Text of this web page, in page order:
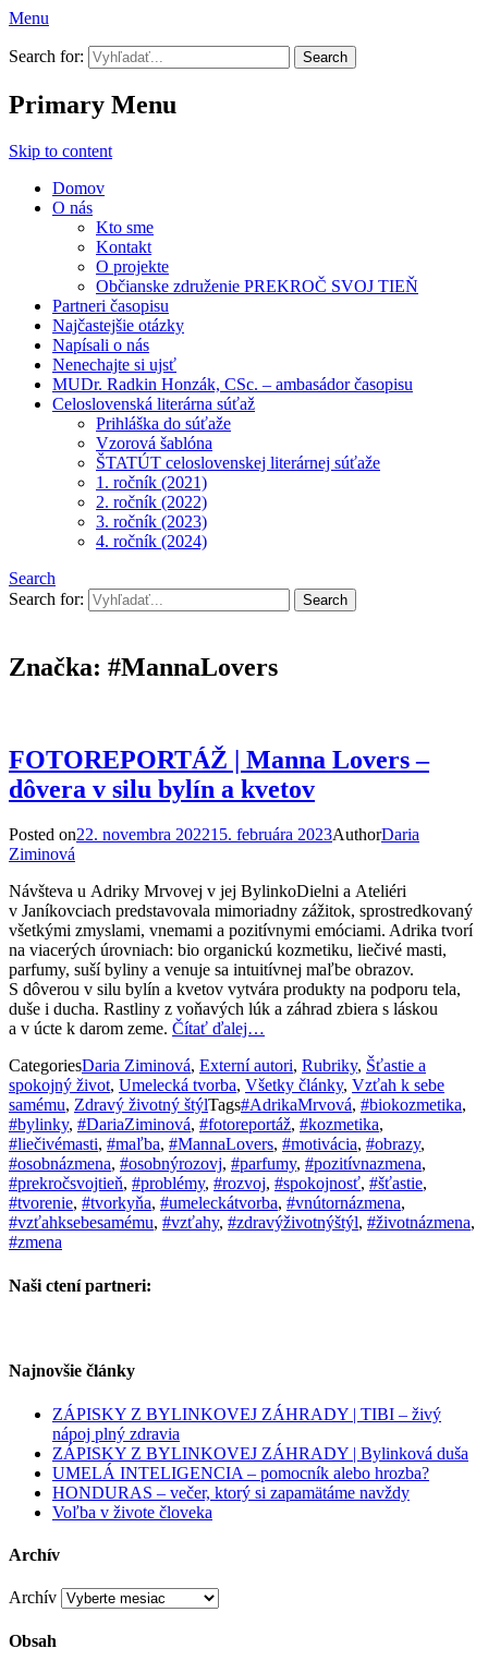
Menu
Prekroč svoj tieň
Search for:
Primary Menu
Skip to content
Domov
O nás
Kto sme
Kontakt
O projekte
Občianske združenie PREKROČ SVOJ TIEŇ
Partneri časopisu
Najčastejšie otázky
Napísali o nás
Nenechajte si ujsť
MUDr. Radkin Honzák, CSc. – ambasádor časopisu
Celoslovenská literárna súťaž
Prihláška do súťaže
Vzorová šablóna
ŠTATÚT celoslovenskej literárnej súťaže
1. ročník (2021)
2. ročník (2022)
3. ročník (2023)
4. ročník (2024)
Search
Search for:
Značka: #MannaLovers
FOTOREPORTÁŽ | Manna Lovers –
dôvera v silu bylín a kvetov
Posted on22. novembra 202215. februára 2023AuthorDaria
Ziminová
Návšteva u Adriky Mrvovej v jej BylinkoDielni a Ateliéri
v Janíkovciach predstavovala mimoriadny zážitok, sprostredkovaný
všetkými zmyslami, vnemami a pozitívnymi emóciami. Adrika tvorí
na viacerých úrovniach: bio organickú kozmetiku, liečivé masti,
parfumy, suší byliny a venuje sa intuitívnej maľbe obrazov.
S dôverou v silu bylín a kvetov vytvára produkty na podporu tela,
duše i ducha. Rastliny z voňavých lúk a záhrad zbiera s láskou
a v úcte k darom zeme. Čítať ďalej…
CategoriesDaria Ziminová, Externí autori, Rubriky, Šťastie a
spokojný život, Umelecká tvorba, Všetky články, Vzťah k sebe
samému, Zdravý životný štýlTags#AdrikaMrvová, #biokozmetika,
#bylinky, #DariaZiminová, #fotoreportáž, #kozmetika,
#liečivémasti, #maľba, #MannaLovers, #motivácia, #obrazy,
#osobnázmena, #osobnýrozovj, #parfumy, #pozitívnazmena,
#prekročsvojtieň, #problémy, #rozvoj, #spokojnosť, #šťastie,
#tvorenie, #tvorkyňa, #umeleckátvorba, #vnútornázmena,
#vzťahksebesamému, #vzťahy, #zdravýživotnýštýl, #životnázmena,
#zmena
Naši ctení partneri:
Najnovšie články
ZÁPISKY Z BYLINKOVEJ ZÁHRADY | TIBI – živý
nápoj plný zdravia
ZÁPISKY Z BYLINKOVEJ ZÁHRADY | Bylinková duša
UMELÁ INTELIGENCIA – pomocník alebo hrozba?
HONDURAS – večer, ktorý si zapamätáme navždy
Voľba v živote človeka
Archív
Archív
Obsah